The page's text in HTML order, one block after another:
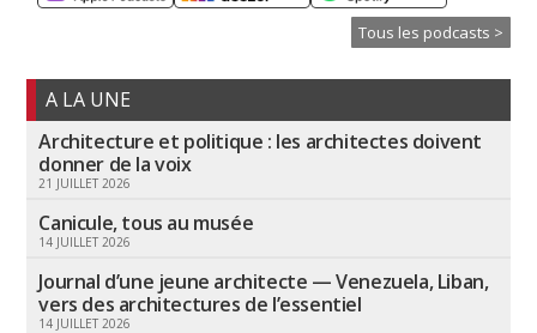
Tous les podcasts >
A LA UNE
Architecture et politique : les architectes doivent
donner de la voix
21 JUILLET 2026
Canicule, tous au musée
14 JUILLET 2026
Journal d’une jeune architecte — Venezuela, Liban,
vers des architectures de l’essentiel
14 JUILLET 2026